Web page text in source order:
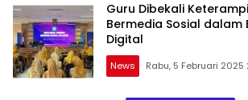
Guru Dibekali
Bermedia Sosial dalam
Digital
News Rabu, 5 Februari 2025